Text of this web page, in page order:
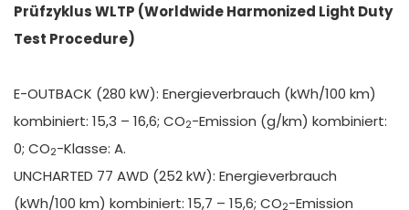
Prüfzyklus WLTP (Worldwide Harmonized Light Duty
Test Procedure)
E-OUTBACK (280 kW): Energieverbrauch (kWh/100 km)
kombiniert: 15,3 – 16,6; CO2-Emission (g/km) kombiniert:
0; CO2-Klasse: A.
UNCHARTED 77 AWD (252 kW): Energieverbrauch
(kWh/100 km) kombiniert: 15,7 – 15,6; CO2-Emission